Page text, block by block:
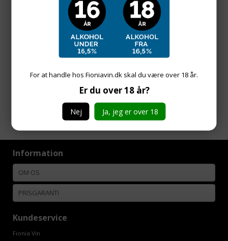
For at handle hos Fioniavin.dk skal du være over 18 år.
Er du over 18 år?
Nej Ja, jeg er over 18
- - -
175,00
Side 1/1
Information
OM OS
PRISGARANTI
Kundeservice
Fionia Vin